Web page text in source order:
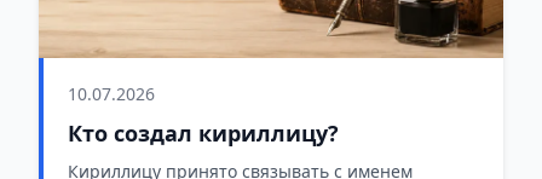
10.07.2026
Кто создал кириллицу?
Кириллицу принято связывать с именем